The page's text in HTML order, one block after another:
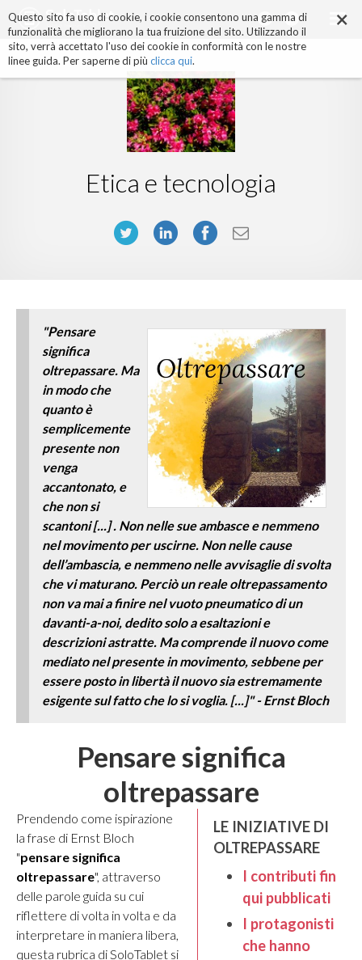
×
Questo sito fa uso di cookie, i cookie consentono una gamma di
funzionalità che migliorano la tua fruizione del sito. Utilizzando il
sito, verrà accettato l'uso dei cookie in conformità con le nostre
linee guida. Per saperne di più clicca qui.
ai
contenuti.
|
alla
navigazione
Etica e tecnologia
"Pensare
significa
oltrepassare. Ma
in modo che
quanto è
semplicemente
presente non
venga
accantonato, e
che non si
scantoni[...] . Non nelle sue ambasce e nemmeno
nel movimento per uscirne. Non nelle cause
dell’ambascia, e nemmeno nelle avvisaglie di svolta
che vi maturano. Perciò un reale oltrepassamento
non va mai a finire nel vuoto pneumatico di un
davanti-a-noi, dedito solo a esaltazioni e
descrizioni astratte. Ma comprende il nuovo come
mediato nel presente in movimento, sebbene per
essere posto in libertà il nuovo sia estremamente
esigente sul fatto che lo si voglia. [...]" - Ernst Bloch
Pensare significa
oltrepassare
LE INIZIATIVE DI
OLTREPASSARE
I contributi fin
qui pubblicati
I protagonisti
che hanno
Prendendo come ispirazione
la frase di Ernst Bloch
"pensare significa
oltrepassare", attraverso
delle parole guida su cui
riflettere di volta in volta e da
interpretare in maniera libera,
questa rubrica di SoloTablet si